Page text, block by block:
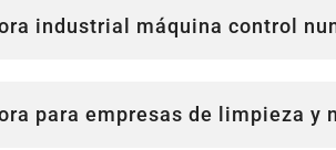
industrial máquina control
para empresas de limpieza y